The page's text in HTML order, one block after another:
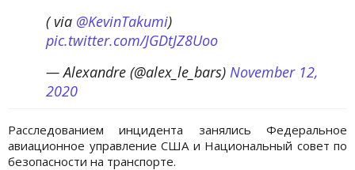
( via @KevinTakumi)
pic.twitter.com/JGDtJZ8Uoo
— Alexandre (@alex_le_bars) November 12,
2020
Расследованием инцидента занялись Федеральное
авиационное управление США и Национальный совет по
безопасности на транспорте.